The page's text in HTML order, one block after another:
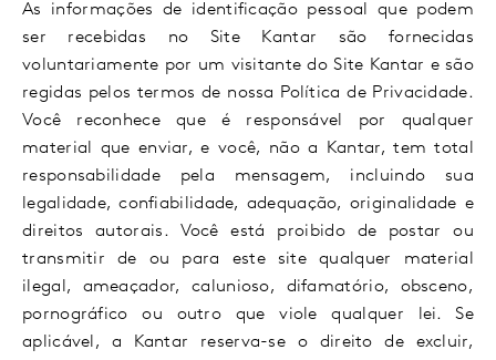
As informações de identificação pessoal que podem
ser recebidas no Site Kantar são fornecidas
voluntariamente por um visitante do Site Kantar e são
regidas pelos termos de nossa Política de Privacidade.
Você reconhece que é responsável por qualquer
material que enviar, e você, não a Kantar, tem total
responsabilidade pela mensagem, incluindo sua
legalidade, confiabilidade, adequação, originalidade e
direitos autorais. Você está proibido de postar ou
transmitir de ou para este site qualquer material
ilegal, ameaçador, calunioso, difamatório, obsceno,
pornográfico ou outro que viole qualquer lei. Se
aplicável, a Kantar reserva-se o direito de excluir,